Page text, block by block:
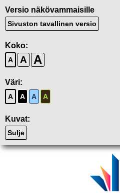
Versio näkövammaisille
Sivuston tavallinen versio
Koko:
A A A
Väri:
A A A A
Kuvat:
Sulje